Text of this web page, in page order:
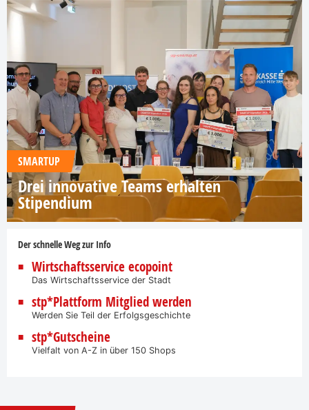
SMARTUP
Drei innovative Teams erhalten
Stipendium
Der schnelle Weg zur Info
Wirtschaftsservice ecopoint
Das Wirtschaftsservice der Stadt
stp*Plattform Mitglied werden
Werden Sie Teil der Erfolgsgeschichte
stp*Gutscheine
Vielfalt von A-Z in über 150 Shops